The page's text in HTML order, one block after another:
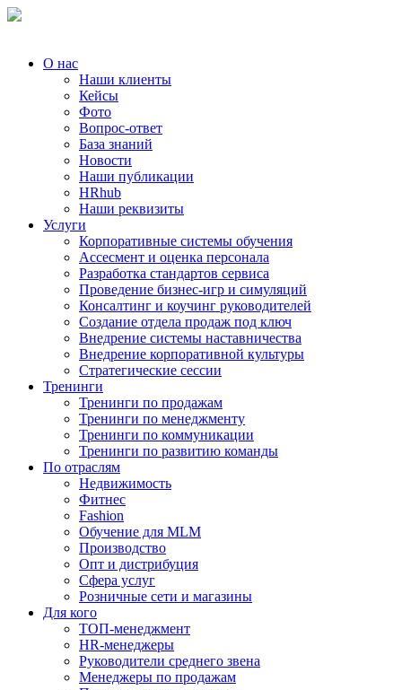
О нас
Наши клиенты
Кейсы
Фото
Вопрос-ответ
База знаний
Новости
Наши публикации
HRhub
Наши реквизиты
Услуги
Корпоративные системы обучения
Ассесмент и оценка персонала
Разработка стандартов сервиса
Проведение бизнес-игр и симуляций
Консалтинг и коучинг руководителей
Создание отдела продаж под ключ
Внедрение системы наставничества
Внедрение корпоративной культуры
Стратегические сессии
Тренинги
Тренинги по продажам
Тренинги по менеджменту
Тренинги по коммуникации
Тренинги по развитию команды
По отраслям
Недвижимость
Фитнес
Fashion
Обучение для MLM
Производство
Опт и дистрибуция
Сфера услуг
Розничные сети и магазины
Для кого
ТОП-менеджмент
HR-менеджеры
Руководители среднего звена
Менеджеры по продажам